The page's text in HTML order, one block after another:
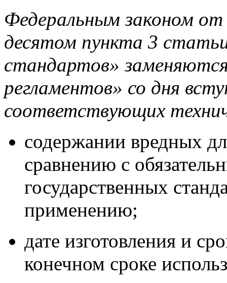
Федеральным законом
десятом пункта 3
стандартов»
регламентов» со дня
соответствующих
содержании вредных
сравнению с
государственных
применению;
дате изготовления и
конечном сроке